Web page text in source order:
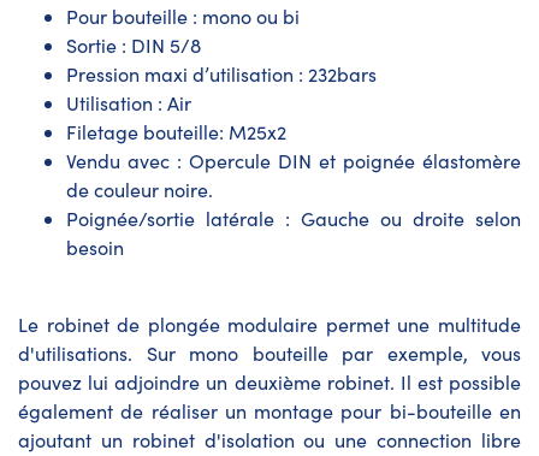
Pour bouteille : mono ou bi
Sortie : DIN 5/8
Pression maxi d’utilisation : 232bars
Utilisation : Air
Filetage bouteille: M25x2
Vendu avec : Opercule DIN et poignée élastomère
de couleur noire.
Poignée/sortie latérale : Gauche ou droite selon
besoin
Le robinet de plongée modulaire permet une multitude
d'utilisations. Sur mono bouteille par exemple, vous
pouvez lui adjoindre un deuxième robinet. Il est possible
également de réaliser un montage pour bi-bouteille en
ajoutant un robinet d'isolation ou une connection libre